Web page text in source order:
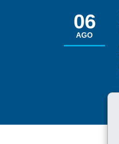
06
AGO